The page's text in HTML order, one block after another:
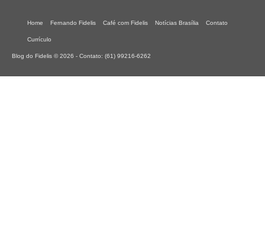
Home Fernando Fidelis Café com Fidelis Notícias Brasília Contato
Currículo
Blog do Fidelis © 2026 - Contato: (61) 99216-6262